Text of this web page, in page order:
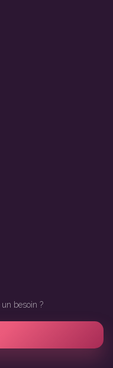
besoin ?